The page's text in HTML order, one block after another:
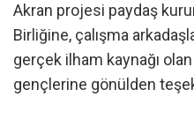
Akran projesi paydaş
Birliğine, çalışma
gerçek ilham kaynağı
gençlerine gönülden